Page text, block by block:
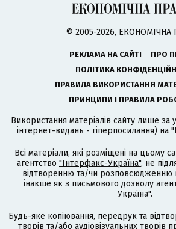
© 2005-2026, ЕКОНОМІЧНА
РЕКЛАМА НА САЙТІ
ПРО
ПОЛІТИКА
ПРАВИЛА ВИКОРИСТАННЯ
ПРИНЦИПИ І ПРАВИЛА
Використання матеріалів сайту лише за
інтернет-видань - гіперпосилання) на
Всі матеріали, які розміщені на цьому
агентство "Інтерфакс-Україна", не
відтворенню та/чи розповсюдженню
інакше як з письмового дозволу
Україна".
Будь-яке копіювання, передрук та
творів та/або аудіовізуальних творів